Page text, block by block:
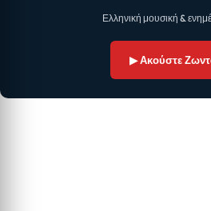
Ελληνική μουσική &
▶ Ακούστε